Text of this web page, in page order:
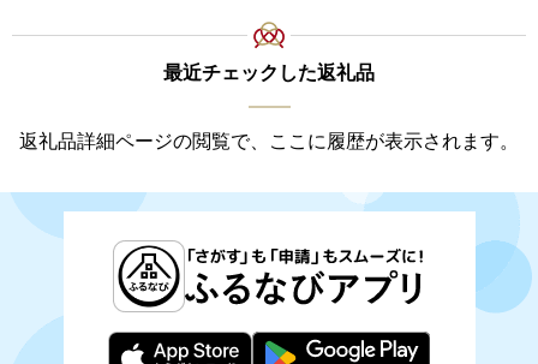
最近チェックした返礼品
返礼品詳細ページの閲覧で、ここに履歴が表示されます。